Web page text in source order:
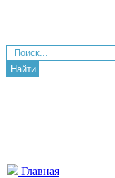
Найти
Главная